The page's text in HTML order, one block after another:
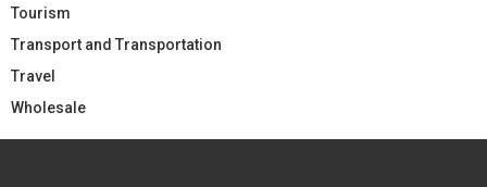
Tourism
Transport and Transportation
Travel
Wholesale